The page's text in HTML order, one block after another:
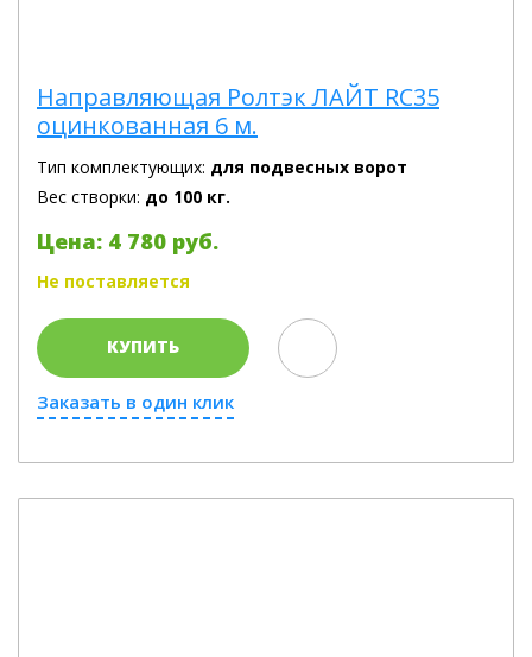
Направляющая Ролтэк ЛАЙТ RC35
оцинкованная 6 м.
Тип комплектующих: для подвесных ворот
Вес створки: до 100 кг.
Цена: 4 780 руб.
Не поставляется
КУПИТЬ
Заказать в один клик